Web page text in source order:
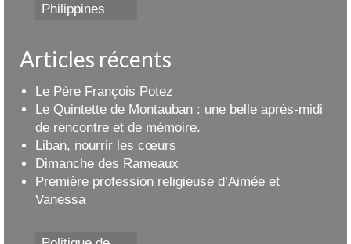
Philippines
Articles récents
Le Père François Potez
Le Quintette de Montauban : une belle après-midi
de rencontre et de mémoire.
Liban, nourrir les cœurs
Dimanche des Rameaux
Première profession religieuse d’Aimée et
Vanessa